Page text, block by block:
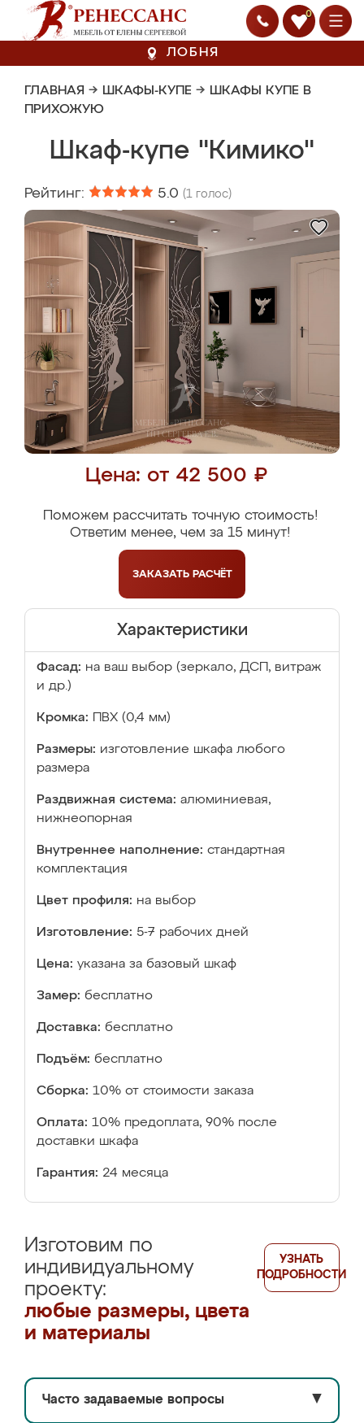
0
ЛОБНЯ
ГЛАВНАЯ → ШКАФЫ-КУПЕ → ШКАФЫ КУПЕ В
ПРИХОЖУЮ
Шкаф-купе "Кимико"
Рейтинг: 5.0 (1 голос)
Цена: от 42 500 ₽
Поможем рассчитать точную стоимость!
Ответим менее, чем за 15 минут!
ЗАКАЗАТЬ РАСЧЁТ
Характеристики
Фасад: на ваш выбор (зеркало, ДСП, витраж
и др.)
Кромка: ПВХ (0,4 мм)
Размеры: изготовление шкафа любого
размера
Раздвижная система: алюминиевая,
нижнеопорная
Внутреннее наполнение: стандартная
комплектация
Цвет профиля: на выбор
Изготовление: 5-7 рабочих дней
Цена: указана за базовый шкаф
Замер: бесплатно
Доставка: бесплатно
Подъём: бесплатно
Сборка: 10% от стоимости заказа
Оплата: 10% предоплата, 90% после
доставки шкафа
Гарантия: 24 месяца
Изготовим по
индивидуальному
проекту:
любые размеры, цвета
и материалы
УЗНАТЬ
ПОДРОБНОСТИ
Часто задаваемые вопросы ▼